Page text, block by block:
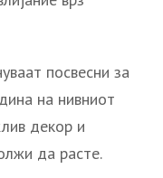
посвесни за
на нивниот
декор и
да расте.